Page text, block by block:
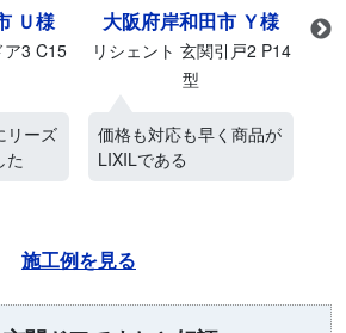
Ｕ様
ア3 C15
リーズ
た
大阪府岸和田市 Ｙ様
リシェント 玄関引戸2 P14
型
価格も対応も早く商品が
LIXILである
施工例を見る